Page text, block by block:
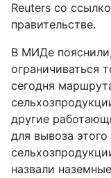
Reuters со
правительстве.
В МИДе
ограничиваться
сегодня
другие
для вывоза
назвали